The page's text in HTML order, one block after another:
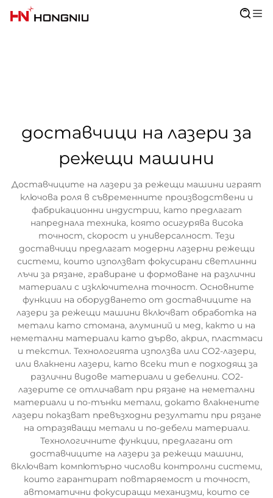
доставчици на лазери за
режещи машини
Доставчиците на лазери за режещи машини играят
ключова роля в съвременните производствени и
фабрикационни индустрии, като предлагат
напреднала техника, която осигурява висока
точност, скорост и универсалност. Тези
доставчици предлагат модерни лазерни режещи
системи, които използват фокусирани светлинни
лъчи за рязане, гравиране и формоване на различни
материали с изключителна точност. Основните
функции на оборудването от доставчиците на
лазери за режещи машини включват обработка на
метали като стомана, алуминий и мед, както и на
неметални материали като дърво, акрил, пластмаси
и текстил. Технологията използва или CO2-лазери,
или влакнени лазери, като всеки тип е подходящ за
различни видове материали и дебелини. CO2-
лазерите се отличават при рязане на неметални
материали и по-тънки метали, докато влакнените
лазери показват превъзходни резултати при рязане
на отразяващи метали и по-дебели материали.
Технологичните функции, предлагани от
доставчиците на лазери за режещи машини,
включват компютърно числови контролни системи,
които гарантират повтаряемост и точност,
автоматични фокусиращи механизми, които се